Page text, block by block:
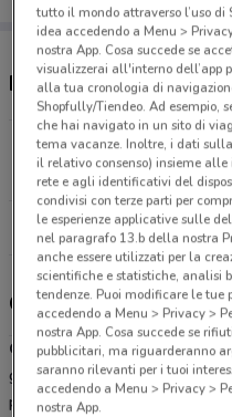
Negozi Ottimax a
Via L. Tolstoi, 85
11.8 km
CHIUSO
Ottimax, offerte e
Ottimaxè la catena
grandi punti vendita adOlbia
prodotti di qualità unita alle
tutto il mondo attraverso l’uso di
idea accedendo a Menu >
nostra App. Cosa succede se
visualizzerai all'interno dell’app
alla tua cronologia di
Shopfully/Tiendeo. Ad esempio,
che hai navigato in un sito di
tema vacanze. Inoltre, i dati
il relativo consenso) insieme
rete e agli identificativi del
condivisi con terze parti per
le esperienze applicative sulle
nel paragrafo 13.b della nostra
anche essere utilizzati per la
scientifiche e statistiche, analisi
tendenze. Puoi modificare le tue
accedendo a Menu > Privacy >
nostra App. Cosa succede se
pubblicitari, ma riguarderanno
saranno rilevanti per i tuoi
accedendo a Menu > Privacy >
nostra App.